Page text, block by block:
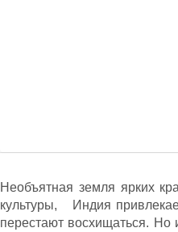
Необъятная земля ярких
культуры, Индия
перестают восхищаться. Но